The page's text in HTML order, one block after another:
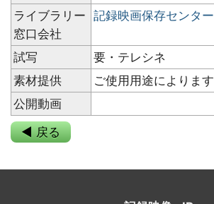
ライブラリー
窓口会社
記録映画保存センター
試写
要・テレシネ
素材提供
ご使用用途によります
公開動画
◀ 戻る